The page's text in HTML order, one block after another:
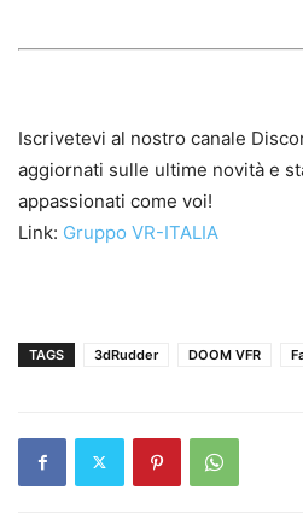
Iscrivetevi al nostro canale
aggiornati sulle ultime novità e
appassionati come voi!
Link: Gruppo VR-ITALIA
TAGS 3dRudder DOOM VFR